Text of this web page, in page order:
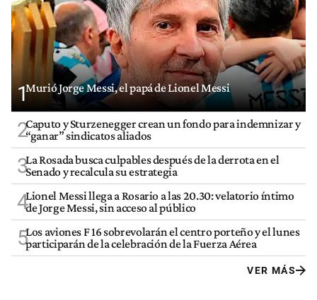
1Murió Jorge Messi, el papá de Lionel Messi
2Caputo y Sturzenegger crean un fondo para indemnizar y
“ganar” sindicatos aliados
3La Rosada busca culpables después de la derrota en el
Senado y recalcula su estrategia
4Lionel Messi llega a Rosario a las 20.30: velatorio íntimo
de Jorge Messi, sin acceso al público
5Los aviones F 16 sobrevolarán el centro porteño y el lunes
participarán de la celebración de la Fuerza Aérea
VER MÁS